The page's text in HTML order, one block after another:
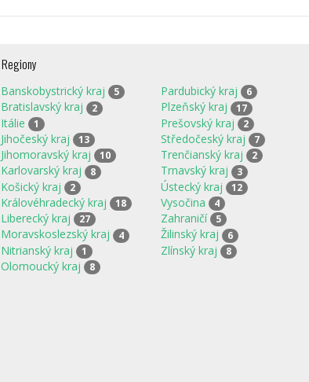
Regiony
Banskobystrický kraj 5
Bratislavský kraj 2
Itálie 1
Jihočeský kraj 13
Jihomoravský kraj 10
Karlovarský kraj 8
Košický kraj 2
Královéhradecký kraj 18
Liberecký kraj 27
Moravskoslezský kraj 4
Nitrianský kraj 1
Olomoucký kraj 8
Pardubický kraj 6
Plzeňský kraj 17
Prešovský kraj 2
Středočeský kraj 7
Trenčianský kraj 2
Trnavský kraj 3
Ústecký kraj 12
Vysočina 4
Zahraničí 5
Žilinský kraj 6
Zlínský kraj 8